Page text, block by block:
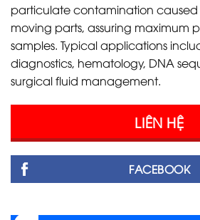
particulate contamination
moving parts, assuring maximum
samples. Typical applications
diagnostics, hematology, DNA
surgical fluid management.
LIÊN HỆ
FACEBOOK